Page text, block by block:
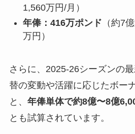
1,560万円/月）
年俸：416万ポンド （約7
万円）
さらに、2025-26シーズンの
替の変動や活躍に応じたボー
と、 年俸単体で約8億〜8億
とも試算されています。